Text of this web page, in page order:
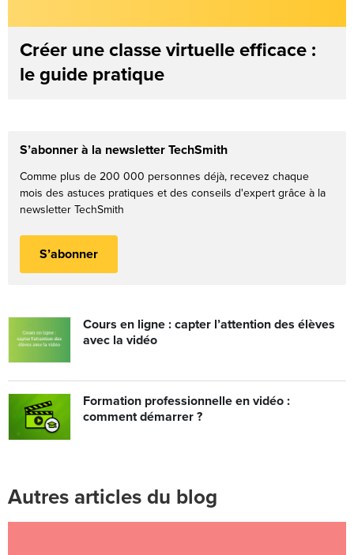
Créer une classe virtuelle efficace :
le guide pratique
S’abonner à la newsletter TechSmith
Comme plus de 200 000 personnes déjà, recevez chaque
mois des astuces pratiques et des conseils d'expert grâce à la
newsletter TechSmith
S’abonner
Cours en ligne : capter l’attention des élèves
avec la vidéo
Formation professionnelle en vidéo :
comment démarrer ?
Autres articles du blog